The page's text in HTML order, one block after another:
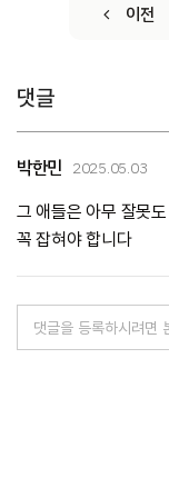
이전
댓글
박한민 2025.05.03
그 애들은 아무 잘못
꼭 잡혀야 합니다